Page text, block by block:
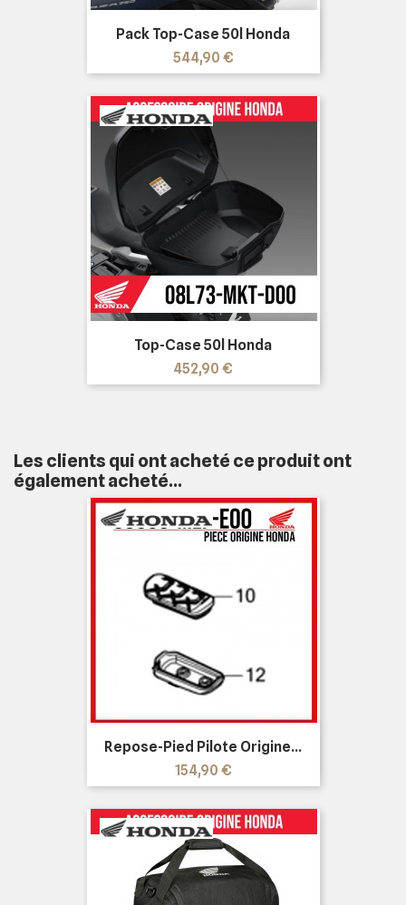
Pack Top-Case 50l Honda
Prix
544,90 €
Top-Case 50l Honda
Prix
452,90 €
Les clients qui ont acheté ce produit ont
également acheté...
Repose-Pied Pilote Origine...
Prix
154,90 €